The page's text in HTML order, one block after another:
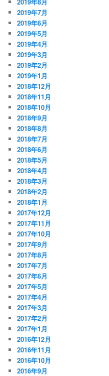
2019年7月
2019年6月
2019年5月
2019年4月
2019年3月
2019年2月
2019年1月
2018年12月
2018年11月
2018年10月
2018年9月
2018年8月
2018年7月
2018年6月
2018年5月
2018年4月
2018年3月
2018年2月
2018年1月
2017年12月
2017年11月
2017年10月
2017年9月
2017年8月
2017年7月
2017年6月
2017年5月
2017年4月
2017年3月
2017年2月
2017年1月
2016年12月
2016年11月
2016年10月
2016年9月